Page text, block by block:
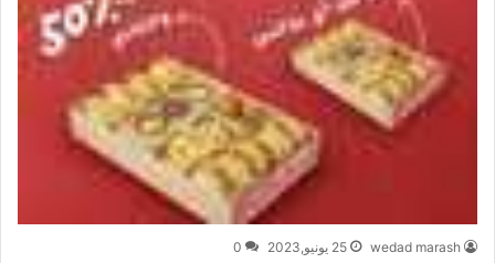
wedad marash 25 يونيو,2023 0